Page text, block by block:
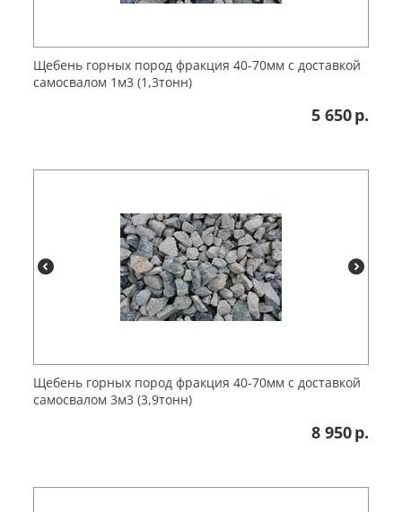
Щебень горных пород фракция 40-70мм с доставкой
самосвалом 1м3 (1,3тонн)
5 650р.
Щебень горных пород фракция 40-70мм с доставкой
самосвалом 3м3 (3,9тонн)
8 950р.